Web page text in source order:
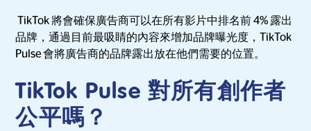
TikTok 將會確保廣告商可以在所有影片中排名前 4% 露出
品牌，通過目前最吸睛的內容來增加品牌曝光度，TikTok
Pulse 會將廣告商的品牌露出放在他們需要的位置。
TikTok Pulse 對所有創作者
公平嗎？